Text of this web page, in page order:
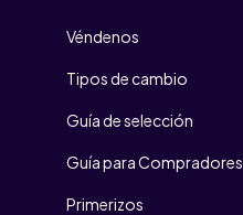
Véndenos
Tipos de cambio
Guía de selección
Guía para Compradores
Primerizos